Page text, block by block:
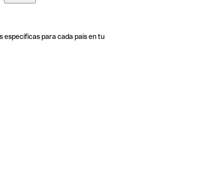
específicas para cada país en tu